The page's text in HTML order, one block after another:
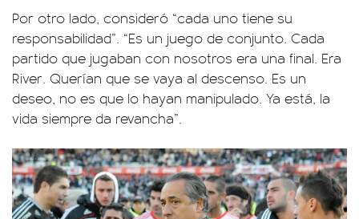
Por otro lado, consideró “cada uno tiene su
responsabilidad”. “Es un juego de conjunto. Cada
partido que jugaban con nosotros era una final. Era
River. Querían que se vaya al descenso. Es un
deseo, no es que lo hayan manipulado. Ya está, la
vida siempre da revancha”.